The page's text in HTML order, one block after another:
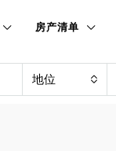
房产清单
地位